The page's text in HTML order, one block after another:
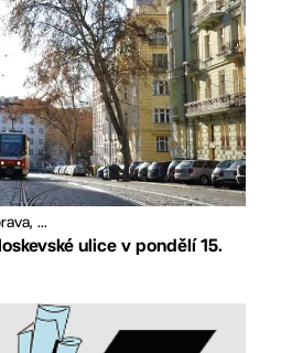
...
ulice v pondělí 15.